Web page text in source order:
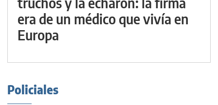
era de un médico que vivía en
Europa
Policiales